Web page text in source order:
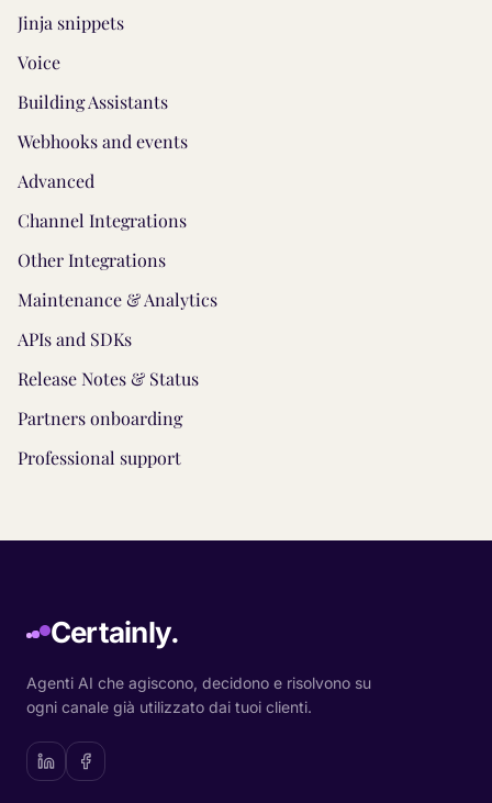
Jinja snippets
Voice
Building Assistants
Webhooks and events
Advanced
Channel Integrations
Other Integrations
Maintenance & Analytics
APIs and SDKs
Release Notes & Status
Partners onboarding
Professional support
Certainly.
Agenti AI che agiscono, decidono e risolvono su
ogni canale già utilizzato dai tuoi clienti.